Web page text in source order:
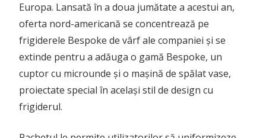
Europa. Lansată în a doua jumătate a acestui an,
oferta nord-americană se concentrează pe
frigiderele Bespoke de vârf ale companiei și se
extinde pentru a adăuga o gamă Bespoke, un
cuptor cu microunde și o mașină de spălat vase,
proiectate special în același stil de design cu
frigiderul.